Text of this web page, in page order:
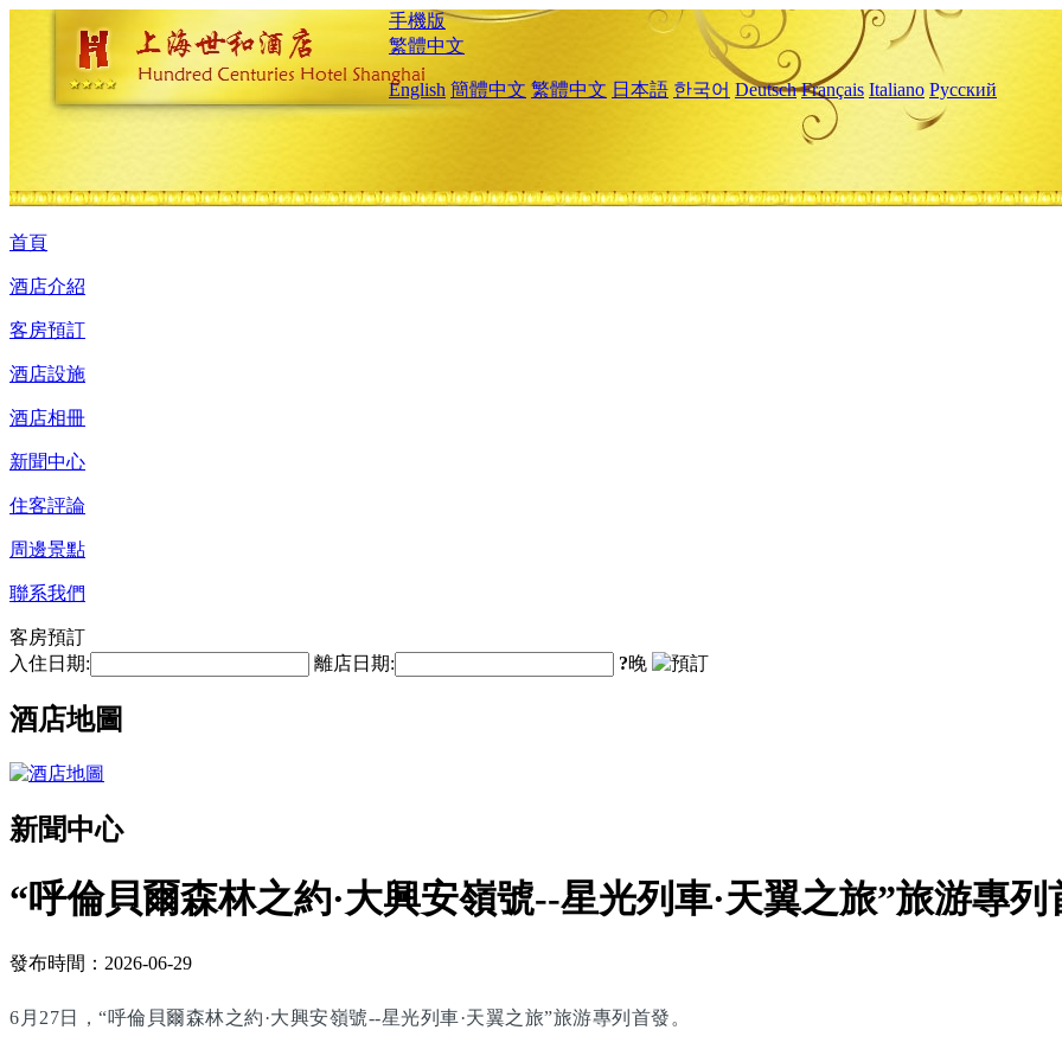
手機版
繁體中文
English 簡體中文 繁體中文 日本語 한국어 Deutsch Français Italiano Русский
首頁
酒店介紹
客房預訂
酒店設施
酒店相冊
新聞中心
住客評論
周邊景點
聯系我們
客房預訂
入住日期:
離店日期: ?晚
酒店地圖
新聞中心
“呼倫貝爾森林之約·大興安嶺號--星光列車·天翼之旅”旅游專列
發布時間：2026-06-29
6月27日，“呼倫貝爾森林之約·大興安嶺號--星光列車·天翼之旅”旅游專列首發。